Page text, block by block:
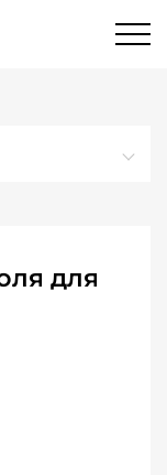
для